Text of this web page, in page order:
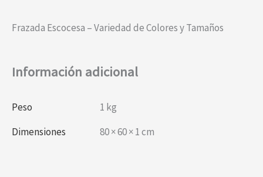
Frazada Escocesa – Variedad de Colores y Tamaños
Información adicional
Peso
1 kg
Dimensiones
80 × 60 × 1 cm